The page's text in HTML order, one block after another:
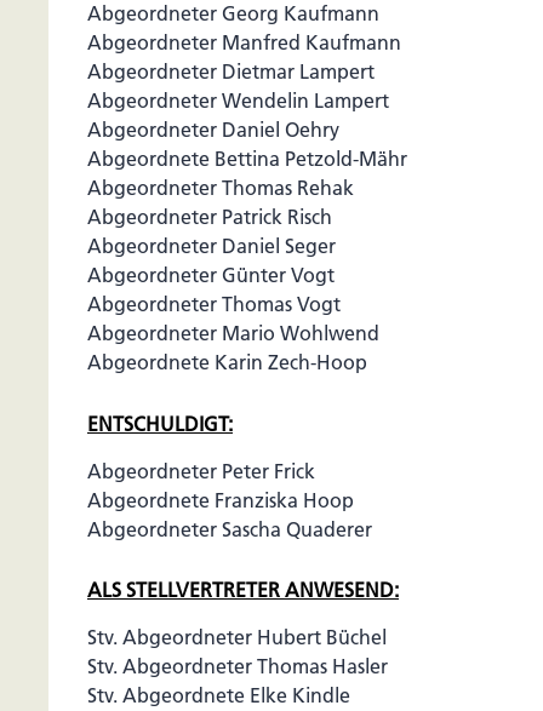
Abgeordneter Georg Kaufmann
Abgeordneter Manfred Kaufmann
Abgeordneter Dietmar Lampert
Abgeordneter Wendelin Lampert
Abgeordneter Daniel Oehry
Abgeordnete Bettina Petzold-Mähr
Abgeordneter Thomas Rehak
Abgeordneter Patrick Risch
Abgeordneter Daniel Seger
Abgeordneter Günter Vogt
Abgeordneter Thomas Vogt
Abgeordneter Mario Wohlwend
Abgeordnete Karin Zech-Hoop
ENTSCHULDIGT:
Abgeordneter Peter Frick
Abgeordnete Franziska Hoop
Abgeordneter Sascha Quaderer
ALS STELLVERTRETER ANWESEND:
Stv. Abgeordneter Hubert Büchel
Stv. Abgeordneter Thomas Hasler
Stv. Abgeordnete Elke Kindle